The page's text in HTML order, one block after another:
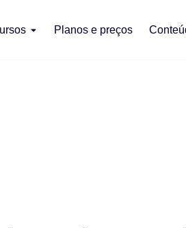
Planos e preços